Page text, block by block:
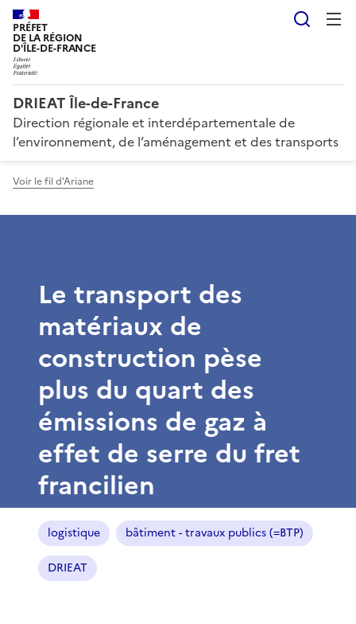
PRÉFET
DE LA RÉGION
D'ÎLE-DE-FRANCE
DRIEAT Île-de-France
Direction régionale et interdépartementale de
l’environnement, de l’aménagement et des transports
Voir le fil d'Ariane
Le transport des
matériaux de
construction pèse
plus du quart des
émissions de gaz à
effet de serre du fret
francilien
logistique bâtiment - travaux publics (=BTP)
DRIEAT